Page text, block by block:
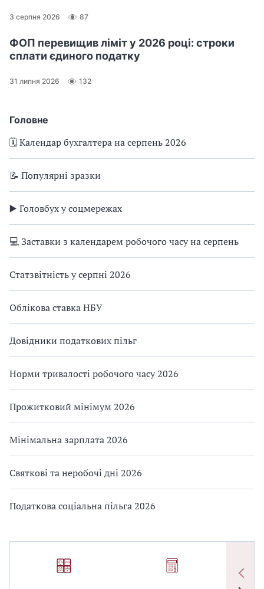
Головне
🗓️ Календар бухгалтера на серпень 2026
📝 Популярні зразки
▶️ Головбух у соцмережах
💻 Заставки з календарем робочого часу на серпень
Статзвітність у серпні 2026
Облікова ставка НБУ
Довідники податкових пільг
Норми тривалості робочого часу 2026
Прожитковий мінімум 2026
Мінімальна зарплата 2026
Святкові та неробочі дні 2026
Податкова соціальна пільга 2026
3 серпня 2026 87
ФОП перевищив ліміт у 2026 році: строки
сплати єдиного податку
31 липня 2026 132